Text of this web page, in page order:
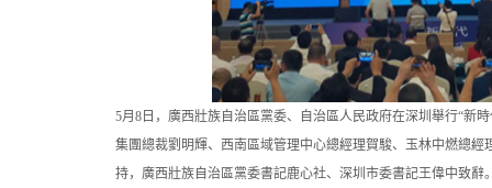
5月8日，廣西壯族自治區黨委、自治區人民政府在深圳舉行“
集團總裁劉明輝、西南區域管理中心總經理賀駿、玉林中燃總
持，廣西壯族自治區黨委書記鹿心社、深圳市委書記王偉中致辭